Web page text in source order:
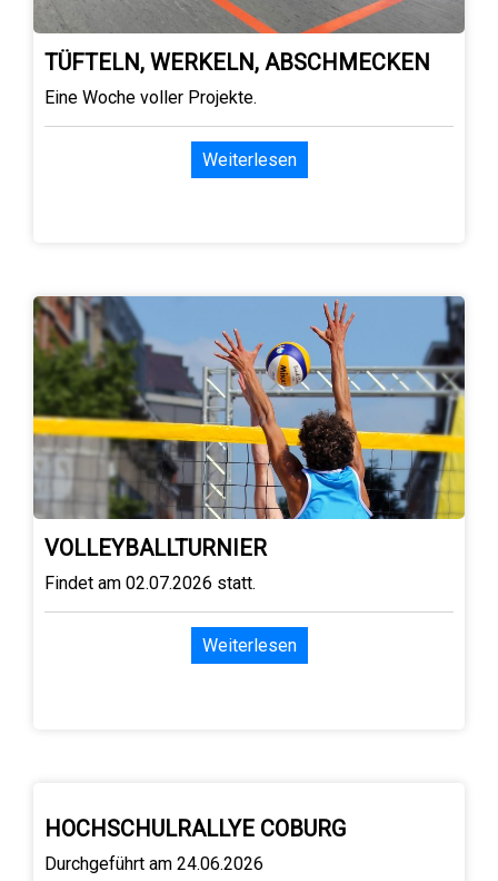
TÜFTELN, WERKELN, ABSCHMECKEN
Eine Woche voller Projekte.
Weiterlesen
VOLLEYBALLTURNIER
Findet am 02.07.2026 statt.
Weiterlesen
HOCHSCHULRALLYE COBURG
Durchgeführt am 24.06.2026